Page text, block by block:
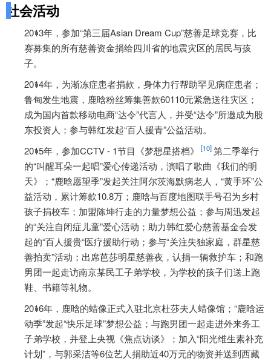
社会活动
2013年，参加“第三届Asian Dream Cup”慈善足球竞赛，比
赛募集的所有慈善资金捐给四川省的地震灾区的居民与孩
子。
2014年，为渐冻症患者捐款，身体力行帮助罕见病症患者；
鲁甸发生地震，鹿晗粉丝筹集善款60110元紧急送往灾区；
成为国内首款移动电商“达令”代言人，并受“达令”所邀成为股
东投资人；参与韩红发起“百人援青”公益活动。
2015年，参加CCTV - 1节目《梦想星搭档》
[10]第二季举行
的“叫醒耳朵一起唱”爱心传递活动，演唱了歌曲《我们的明
天》；“鹿晗愿望季”发起关注阿尔茨海默病老人，“黄手环”公
益活动，累计筹款10.8万；鹿晗与百度地图联手号召为乡村
孩子捐校车；加盟陈坤行走的力量梦想公益；参与周迅发起
的“关注自闭症儿童”爱心活动；助力韩红爱心慈善基金会发
起的“百人援贵“医疗援助行动；参与“关注失独家庭，群星慈
善拍卖”活动；出席芭莎明星慈善夜，认捐一辆救护车；和跑
男团一起走访南京某民工子弟学校，为学校的孩子们送上跑
鞋、书籍等礼物。
2016年，鹿晗的蜡像正式入驻北京杜莎夫人蜡像馆；“鹿晗运
动季”发起“快乐足球”梦想公益；与跑男团一起走进外来务工
子弟学校，并登上央视《焦点访谈》；加入“阳光维生素补充
计划”，与郭采洁等6位艺人捐助近40万元的物资并送到西藏